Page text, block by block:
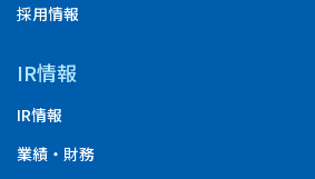
採用情報
IR情報
IR情報
業績・財務